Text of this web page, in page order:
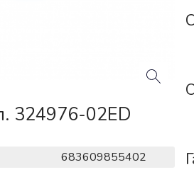
324976-02ED
683609855402